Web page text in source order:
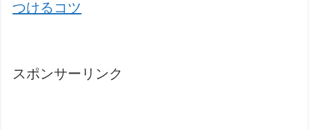
つけるコツ
スポンサーリンク